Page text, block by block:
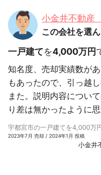
小金井不動
この会社を選
一戸建てを4,000万円
知名度、売却実績数が
もあったので、引っ越
また。説明内容につい
り差は無かったように思
宇都宮市の一戸建てを4,000万
2023年7月 売却 / 2024年1月 投稿
小金井